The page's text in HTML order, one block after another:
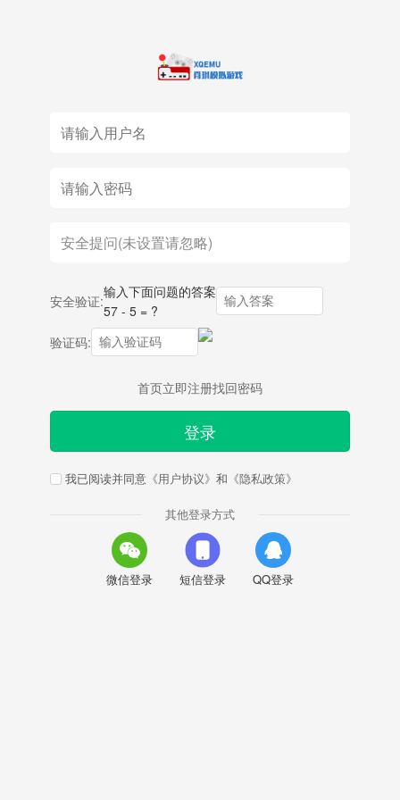
安全验证:
输入下面问题的答案
57 - 5 = ?
验证码:
首页立即注册找回密码
登录
我已阅读并同意 《用户协议》 和 《隐私政策》
其他登录方式
微信登录 短信登录 QQ登录